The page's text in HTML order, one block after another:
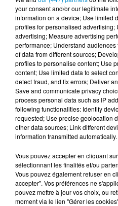
Visas
Maroc et la
4 août 2026
152
mensuel le
4 août 2026
Mort de
version
3 août 2026
your consent and/or our legitimate
information on a device; Use limited
profiles for personalised
advertising; Measure advertising
performance; Understand
of data from different sources;
profiles to personalise content; Use
content; Use limited data to select
detect fraud, and fix errors; Deliver
Save and communicate privacy
process personal data such as IP
following functionalities: Identify
requested; Use precise geolocation
other data sources; Link different
information transmitted automatically.
Vous pouvez accepter en cliquant
sélectionnant les finalités et/ou
Vous pouvez également refuser en
accepter". Vos préférences ne
pouvez mettre à jour vos choix, ou
moment via le lien "Gérer les